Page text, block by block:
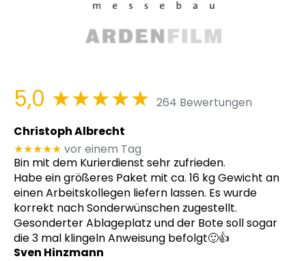
5,0 ★★★★★ 264 Bewertungen
Christoph Albrecht
★★★★★ vor einem Tag
Bin mit dem Kurierdienst sehr zufrieden.
Habe ein größeres Paket mit ca. 16 kg Gewicht an
einen Arbeitskollegen liefern lassen. Es wurde
korrekt nach Sonderwünschen zugestellt.
Gesonderter Ablageplatz und der Bote soll sogar
die 3 mal klingeln Anweisung befolgt🙂👍
Sven Hinzmann